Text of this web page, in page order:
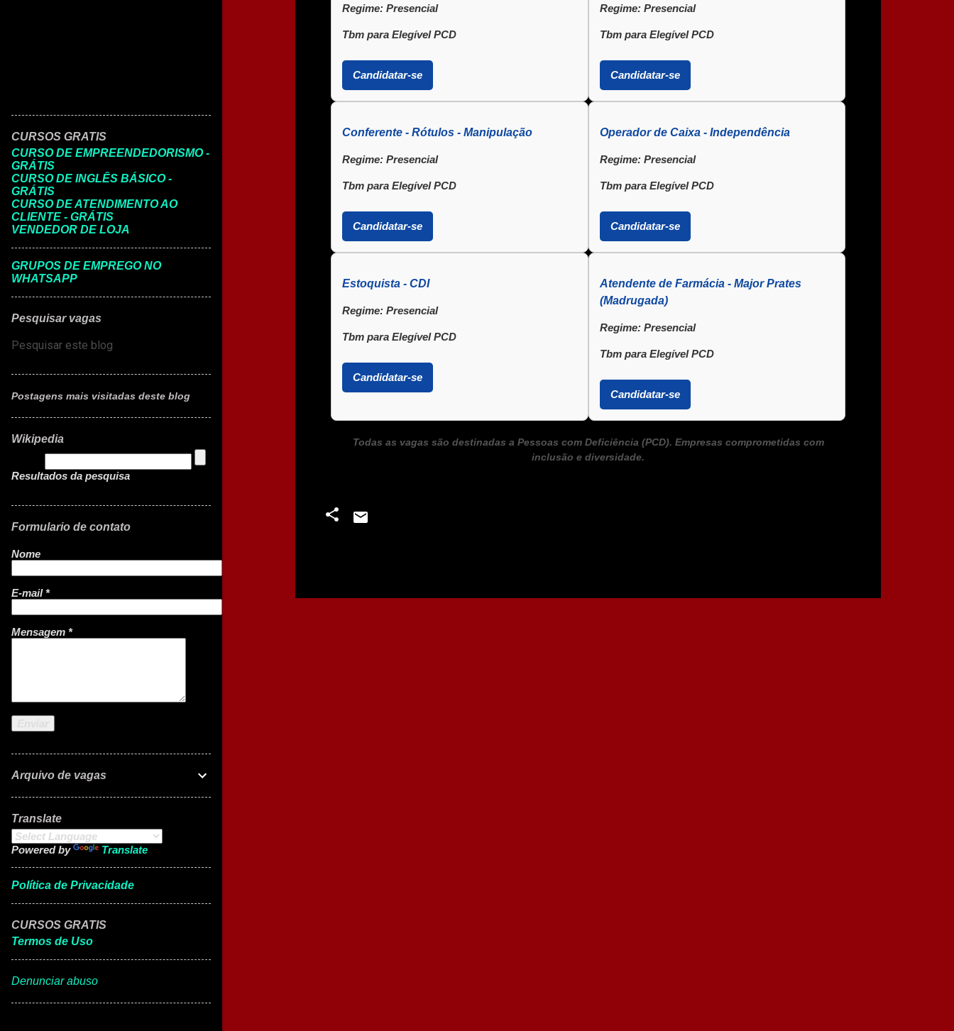
Regime: Presencial
Tbm para Elegível PCD
Candidatar-se
Regime:Presencial
Tbm para Elegível PCD
Candidatar-se
Conferente - Rótulos - Manipulação
Regime: Presencial
Tbm para Elegível PCD
Candidatar-se
Operador de Caixa - Independência
Regime:Presencial
Tbm para Elegível PCD
Candidatar-se
Estoquista - CDI
Regime: Presencial
Tbm para Elegível PCD
Candidatar-se
Atendente de Farmácia - Major Prates
(Madrugada)
Regime:Presencial
Tbm para Elegível PCD
Candidatar-se
Todas as vagas são destinadas a Pessoas com Deficiência (PCD). Empresas comprometidas com
inclusão e diversidade.
CURSOS GRATIS
CURSO DE EMPREENDEDORISMO -
GRÁTIS
CURSO DE INGLÊS BÁSICO -
GRÁTIS
CURSO DE ATENDIMENTO AO
CLIENTE - GRÁTIS
VENDEDOR DE LOJA
GRUPOS DE EMPREGO NO
WHATSAPP
Pesquisar vagas
Postagens mais visitadas deste blog
Wikipedia
Resultados da pesquisa
Formulario de contato
Nome
E-mail*
Mensagem *
Arquivo de vagas
Translate
Powered by Translate
Política de Privacidade
CURSOS GRATIS
Termos de Uso
Denunciar abuso